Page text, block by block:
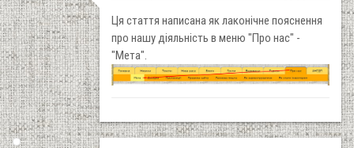
Ця стаття написана як лаконічне пояснення
про нашу діяльність в меню "Про нас" -
"Мета".